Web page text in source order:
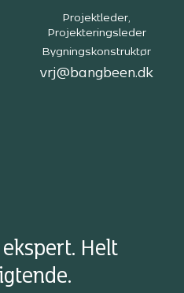
Projektleder,
Projekteringsleder
Bygningskonstruktør
vrj@bangbeen.dk
ekspert. Helt